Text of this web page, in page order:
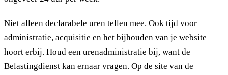
Niet alleen declarabele uren tellen mee. Ook tijd voor
administratie, acquisitie en het bijhouden van je website
hoort erbij. Houd een urenadministratie bij, want de
Belastingdienst kan ernaar vragen. Op de site van de